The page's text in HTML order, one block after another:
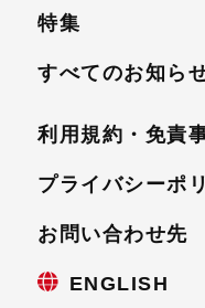
特集
すべてのお知ら
利用規約・免責
プライバシーポ
お問い合わせ先
ENGLISH